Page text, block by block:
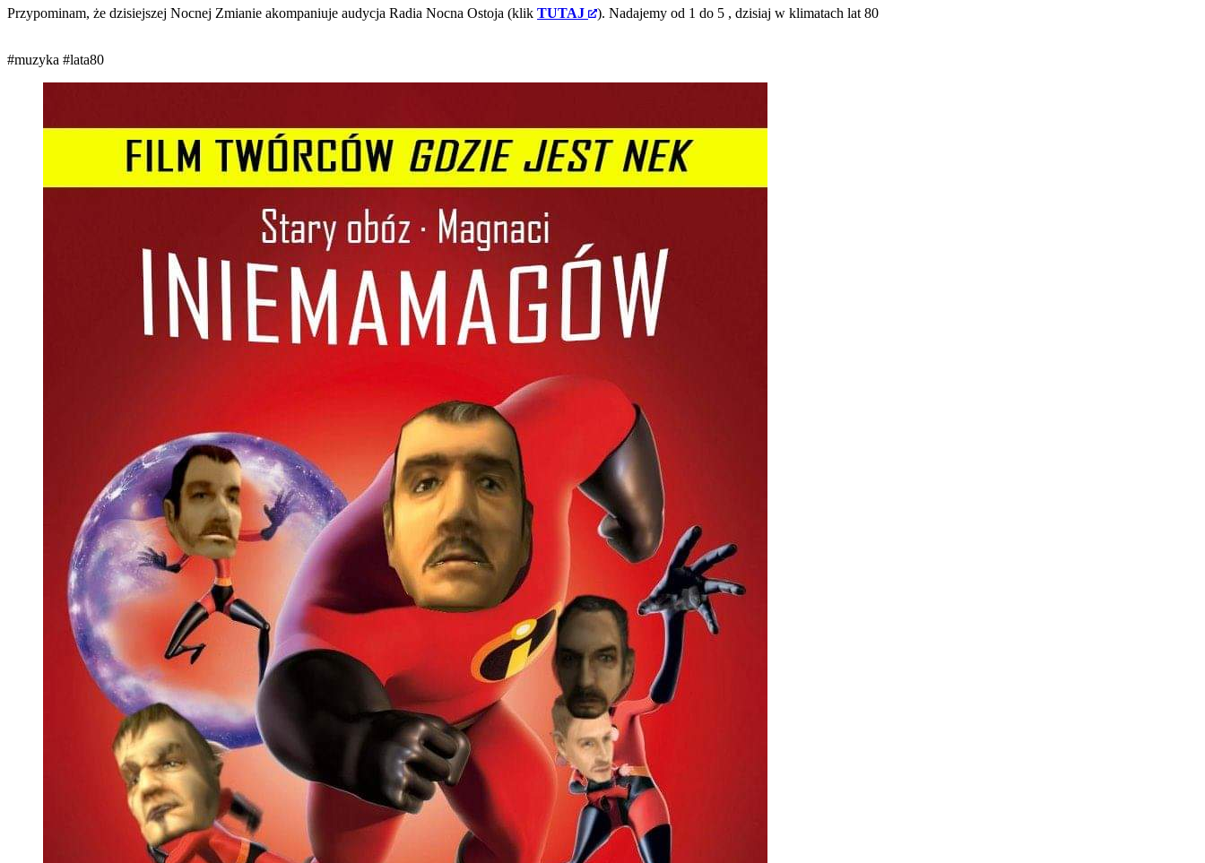
Przypominam, że dzisiejszej Nocnej Zmianie akompaniuje audycja Radia Nocna Ostoja (klik TUTAJ ). Nadajemy od 1 do 5 , dzisiaj w klimatach lat 80
#muzyka #lata80